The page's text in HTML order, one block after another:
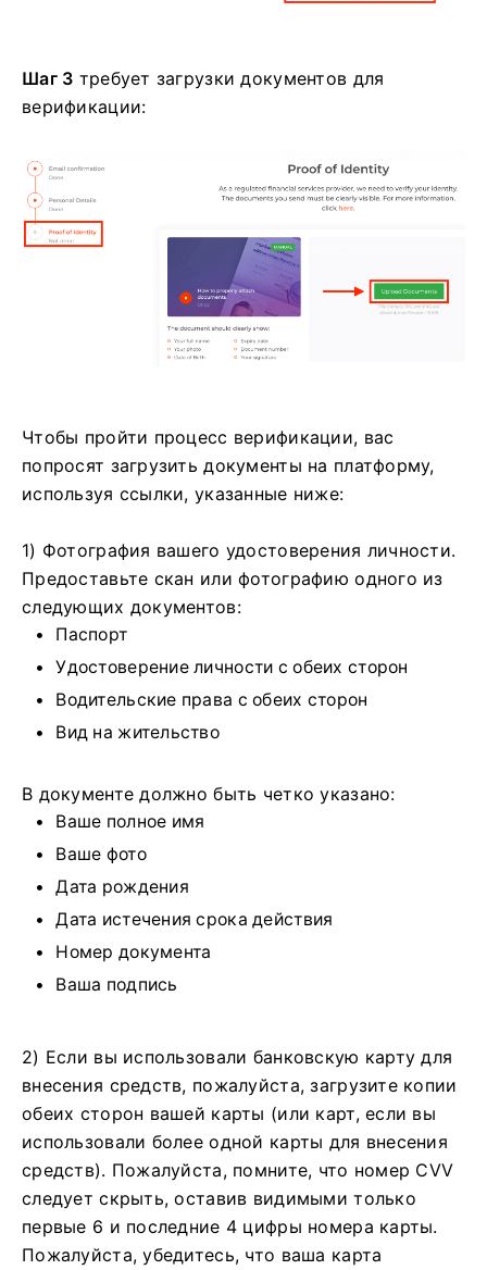
Шаг 3 требует загрузки документов для
верификации:
Чтобы пройти процесс верификации, вас
попросят загрузить документы на платформу,
используя ссылки, указанные ниже:
1) Фотография вашего удостоверения личности.
Предоставьте скан или фотографию одного из
следующих документов:
Паспорт
Удостоверение личности с обеих сторон
Водительские права с обеих сторон
Вид на жительство
В документе должно быть четко указано:
Ваше полное имя
Ваше фото
Дата рождения
Дата истечения срока действия
Номер документа
Ваша подпись
2) Если вы использовали банковскую карту для
внесения средств, пожалуйста, загрузите копии
обеих сторон вашей карты (или карт, если вы
использовали более одной карты для внесения
средств). Пожалуйста, помните, что номер CVV
следует скрыть, оставив видимыми только
первые 6 и последние 4 цифры номера карты.
Пожалуйста, убедитесь, что ваша карта